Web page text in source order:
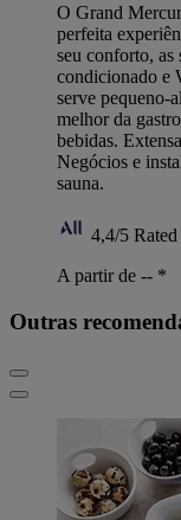
O Grand
perfeita
seu conforto, as
condicionado e
serve pequeno-
melhor da
bebidas.
Negócios e
sauna.
4,4/5
A partir de -- *
Outras